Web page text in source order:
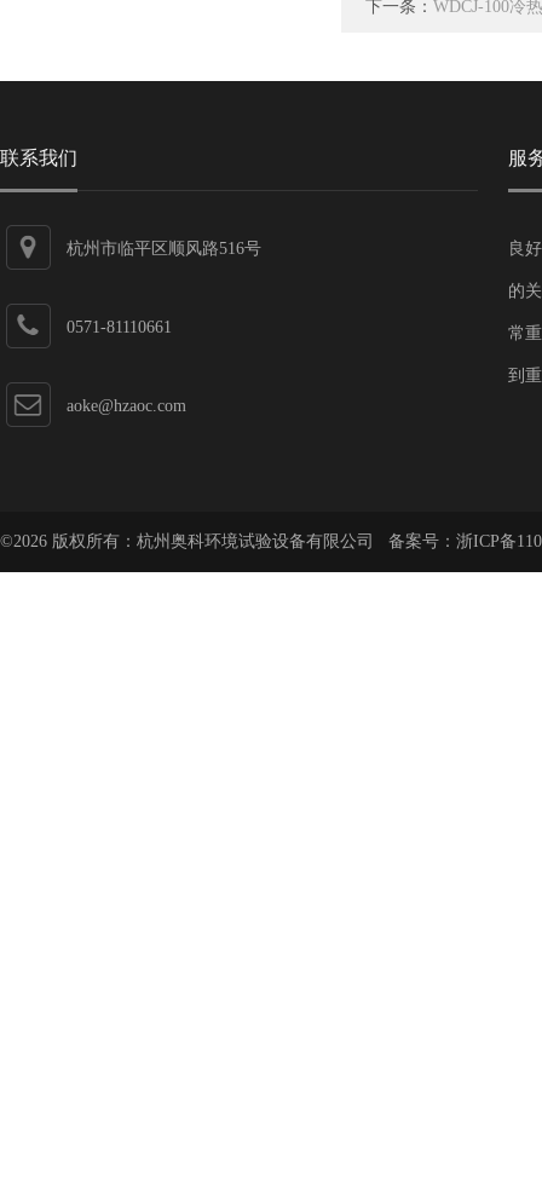
下一条： WDCJ-100冷
联系我们
杭州市临平区顺风路516号
0571-81110661
aoke@hzaoc.com
服
良
的
常
到
©2026 版权所有：杭州奥科环境试验设备有限公司 备案号： 浙ICP备